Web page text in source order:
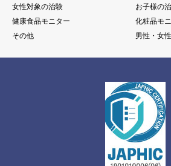
女性対象の治験
お子様の
健康食品モニター
化粧品モ
その他
男性・女